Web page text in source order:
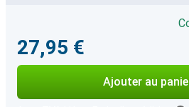
27,95 €
Ajouter au